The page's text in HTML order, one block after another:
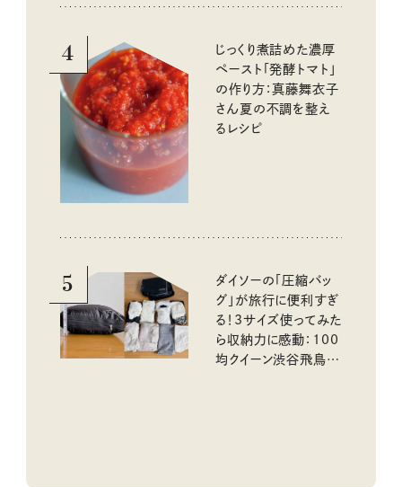
4
じっくり煮詰めた濃厚
ペースト「発酵トマト」
の作り方：真藤舞衣子
さん夏の不調を整え
るレシピ
5
ダイソーの「圧縮バッ
グ」が旅行に便利すぎ
る！3サイズ使ってみた
ら収納力に感動：100
均クイーン渋谷飛鳥の